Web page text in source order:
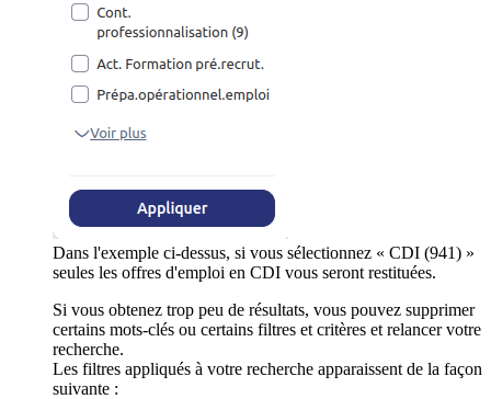
Dans l'exemple ci-dessus, si vous sélectionnez « CDI (941) »
seules les offres d'emploi en CDI vous seront restituées.
Si vous obtenez trop peu de résultats, vous pouvez supprimer
certains mots-clés ou certains filtres et critères et relancer votre
recherche.
Les filtres appliqués à votre recherche apparaissent de la façon
suivante :